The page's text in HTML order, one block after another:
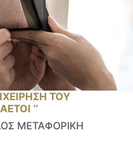
ΤΟΥ
‘’
ΜΕΤΑΦΟΡΙΚΗ